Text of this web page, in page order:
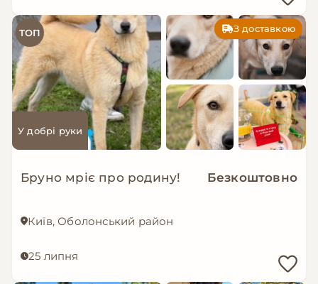
ТОП З доставкою
У добрі руки
Бруно мріє про родину! Безкоштовно
Київ, Оболонський район
25 липня